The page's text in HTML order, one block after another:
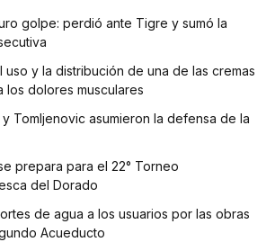
golpe: perdió ante Tigre y sumó la
uso y la distribución de una de las cremas
los dolores musculares
y Tomljenovic asumieron la defensa de la
prepara para el 22° Torneo
del Dorado
de agua a los usuarios por las obras
Acueducto